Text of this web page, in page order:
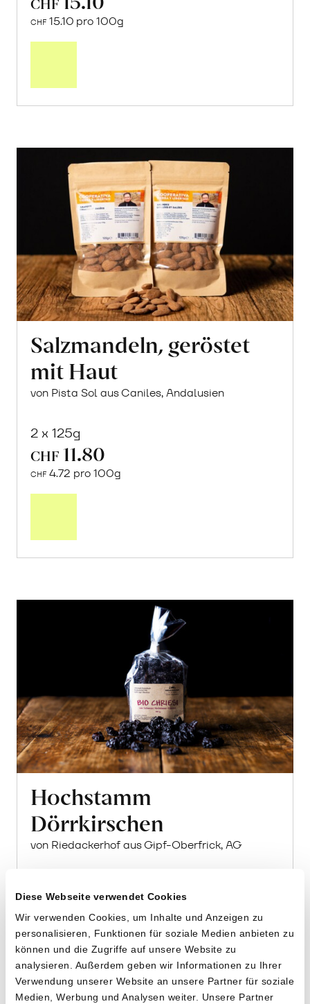
Diese Webseite verwendet Cookies
Wir verwenden Cookies, um Inhalte und Anzeigen zu
personalisieren, Funktionen für soziale Medien anbieten zu
können und die Zugriffe auf unsere Website zu
analysieren. Außerdem geben wir Informationen zu Ihrer
Verwendung unserer Website an unsere Partner für soziale
Medien, Werbung und Analysen weiter. Unsere Partner
CHF 15.10 pro 100g
Salzmandeln, geröstet
mit Haut
von Pista Sol aus Caniles, Andalusien
2 x 125g
CHF 11.80
CHF 4.72 pro 100g
Hochstamm
Dörrkirschen
von Riedackerhof aus Gipf-Oberfrick, AG
13.40
13.40 pro 100g
In
den
Warenkorb